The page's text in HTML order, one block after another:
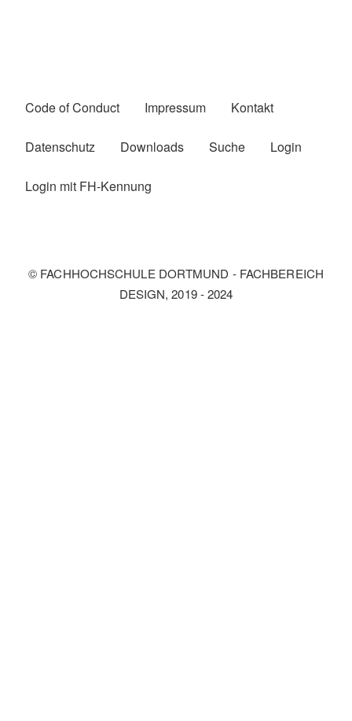
Fußzeilenmenü
Code of Conduct Impressum Kontakt
Datenschutz Downloads Suche Login
Login mit FH-Kennung
© FACHHOCHSCHULE DORTMUND - FACHBEREICH
DESIGN, 2019 - 2024